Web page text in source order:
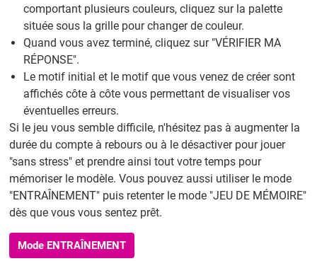
comportant plusieurs couleurs, cliquez sur la palette
située sous la grille pour changer de couleur.
Quand vous avez terminé, cliquez sur "VÉRIFIER MA
RÉPONSE".
Le motif initial et le motif que vous venez de créer sont
affichés côte à côte vous permettant de visualiser vos
éventuelles erreurs.
Si le jeu vous semble difficile, n'hésitez pas à augmenter la
durée du compte à rebours ou à le désactiver pour jouer
"sans stress" et prendre ainsi tout votre temps pour
mémoriser le modèle. Vous pouvez aussi utiliser le mode
"ENTRAÎNEMENT" puis retenter le mode "JEU DE MÉMOIRE"
dès que vous vous sentez prêt.
Mode ENTRAÎNEMENT